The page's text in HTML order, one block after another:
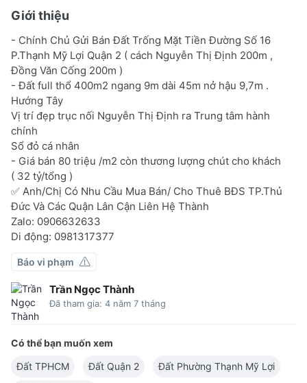
Giới thiệu
- Chính Chủ Gửi Bán Đất Trống Mặt Tiền Đường Số 16
P.Thạnh Mỹ Lợi Quận 2 ( cách Nguyễn Thị Định 200m ,
Đồng Văn Cống 200m )
- Đất full thổ 400m2 ngang 9m dài 45m nở hậu 9,7m .
Hướng Tây
Vị trí đẹp trục nối Nguyễn Thị Định ra Trung tâm hành
chính
Sổ đỏ cá nhân
- Giá bán 80 triệu /m2 còn thương lượng chút cho khách
( 32 tỷ/tổng )
✅ Anh/Chị Có Nhu Cầu Mua Bán/ Cho Thuê BĐS TP.Thủ
Đức Và Các Quận Lân Cận Liên Hệ Thành
Zalo: 0906632633
Di động: 0981317377
Báo vi phạm
Trần Ngọc Thành
Đã tham gia: 4 năm 7 tháng
Có thể bạn muốn xem
Đất TPHCM
Đất Quận 2 Đất Phường Thạnh Mỹ Lợi